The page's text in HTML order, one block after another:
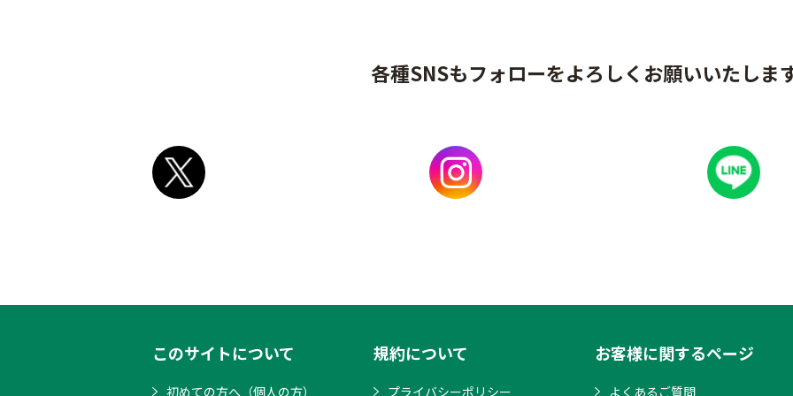
各種SNSもフォローをよろしくお願いいたしま
このサイトについて
初めての方へ（個人の方）
規約について
プライバシーポリシー
お客様に関するページ
よくあるご質問